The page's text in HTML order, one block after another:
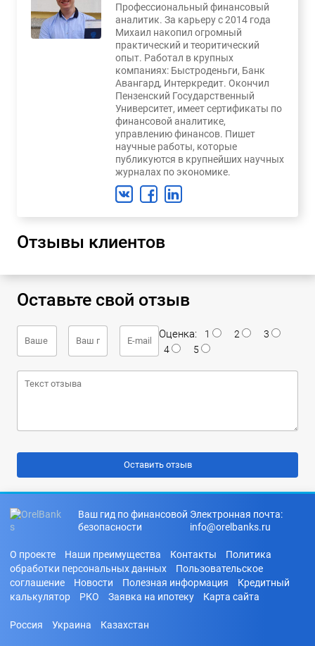
Профессиональный финансовый
аналитик. За карьеру с 2014 года
Михаил накопил огромный
практический и теоритический
опыт. Работал в крупных
компаниях: Быстроденьги, Банк
Авангард, Интеркредит. Окончил
Пензенский Государственный
Университет, имеет сертификаты по
финансовой аналитике,
управлению финансов. Пишет
научные работы, которые
публикуются в крупнейших научных
журналах по экономике.
Отзывы клиентов
Оставьте свой отзыв
Оценка: 1 2
3
4
5
Ваш гид по финансовой
безопасности
Электронная почта:
info@orelbanks.ru
О проекте Наши преимущества Контакты
Политика
обработки персональных данных
Пользовательское
соглашение
Новости Полезная информация
Кредитный
калькулятор
РКО Заявка на ипотеку Карта сайта
Россия Украина Казахстан